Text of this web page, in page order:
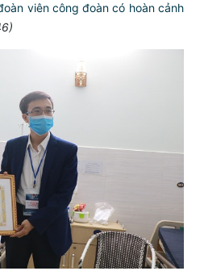
viên công đoàn có hoàn cảnh